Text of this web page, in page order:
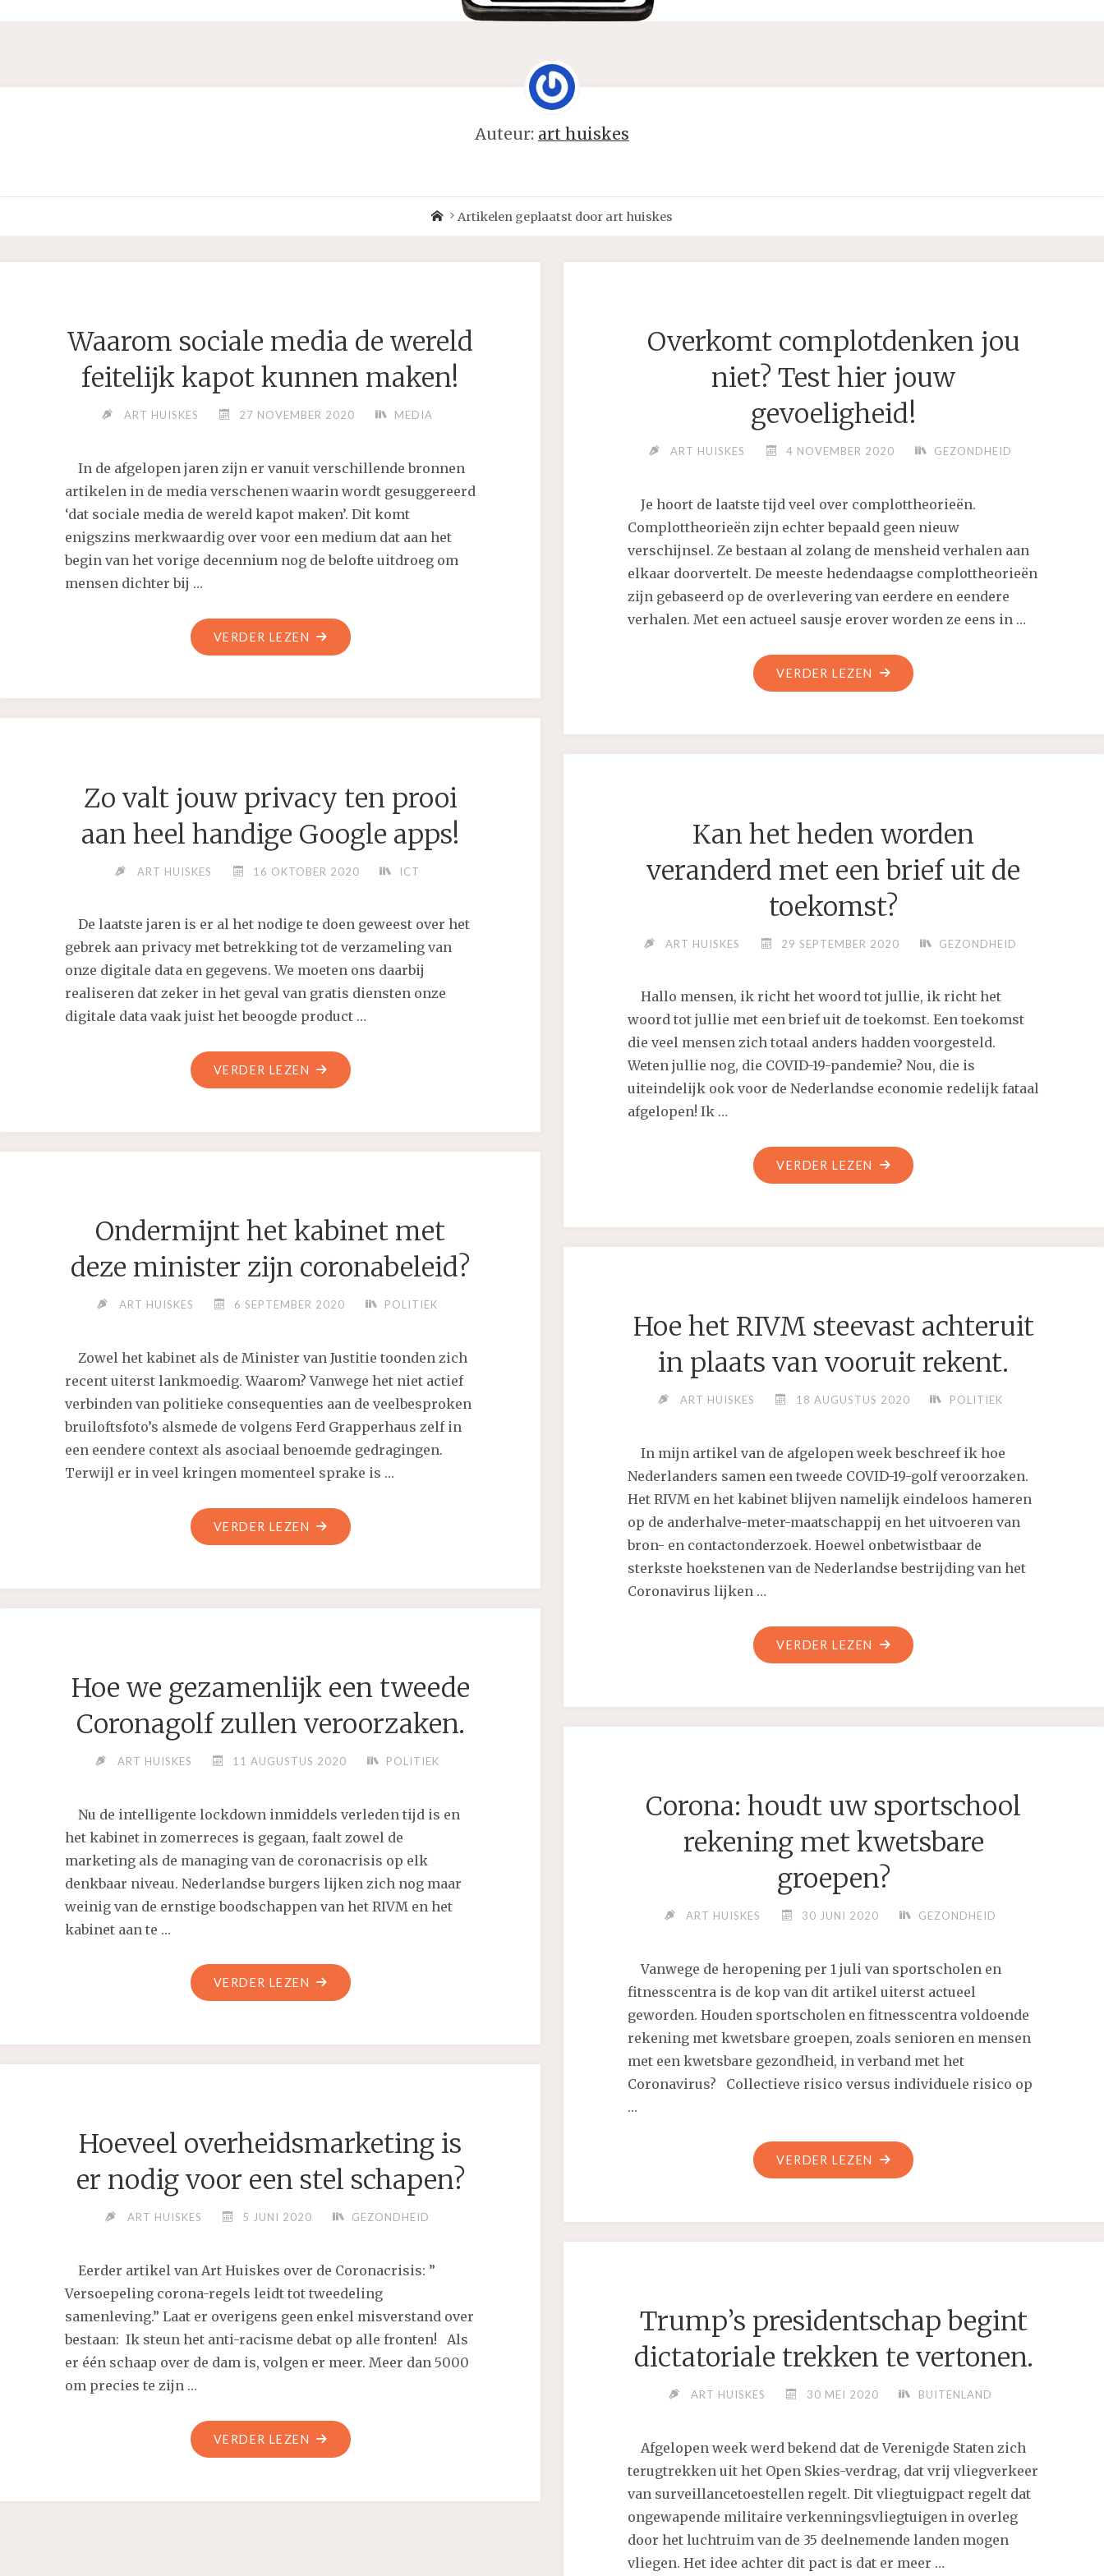
Auteur: art huiskes
Home
Artikelen geplaatst door art huiskes
Waarom sociale media de wereld
feitelijk kapot kunnen maken!
ART HUISKES 27 NOVEMBER 2020 MEDIA
In de afgelopen jaren zijn er vanuit verschillende bronnen
artikelen in de media verschenen waarin wordt gesuggereerd
‘dat sociale media de wereld kapot maken’. Dit komt
enigszins merkwaardig over voor een medium dat aan het
begin van het vorige decennium nog de belofte uitdroeg om
mensen dichter bij …
VERDER LEZEN "WAAROM
SOCIALE
KUNNEN
MAKEN!"
Overkomt complotdenken jou
niet? Test hier jouw
gevoeligheid!
ART HUISKES 4 NOVEMBER 2020 GEZONDHEID
Je hoort de laatste tijd veel over complottheorieën.
Complottheorieën zijn echter bepaald geen nieuw
verschijnsel. Ze bestaan al zolang de mensheid verhalen aan
elkaar doorvertelt. De meeste hedendaagse complottheorieën
zijn gebaseerd op de overlevering van eerdere en eendere
verhalen. Met een actueel sausje erover worden ze eens in …
VERDER LEZEN "OVERKOMT
COMPLOTDENKEN
GEVOELIGHEID!"
Zo valt jouw privacy ten prooi
aan heel handige Google apps!
ART HUISKES 16 OKTOBER 2020 ICT
De laatste jaren is er al het nodige te doen geweest over het
gebrek aan privacy met betrekking tot de verzameling van
onze digitale data en gegevens. We moeten ons daarbij
realiseren dat zeker in het geval van gratis diensten onze
digitale data vaak juist het beoogde product …
VERDER LEZEN "ZO
VALT
HEEL
GOOGLE
APPS!"
Kan het heden worden
veranderd met een brief uit de
toekomst?
ART HUISKES 29 SEPTEMBER 2020 GEZONDHEID
Hallo mensen, ik richt het woord tot jullie, ik richt het
woord tot jullie met een brief uit de toekomst. Een toekomst
die veel mensen zich totaal anders hadden voorgesteld.
Weten jullie nog, die COVID-19-pandemie? Nou, die is
uiteindelijk ook voor de Nederlandse economie redelijk fataal
afgelopen! Ik …
VERDER LEZEN "KAN
HET
BRIEF
DE
TOEKOMST?"
Ondermijnt het kabinet met
deze minister zijn coronabeleid?
ART HUISKES 6 SEPTEMBER 2020 POLITIEK
Zowel het kabinet als de Minister van Justitie toonden zich
recent uiterst lankmoedig. Waarom? Vanwege het niet actief
verbinden van politieke consequenties aan de veelbesproken
bruiloftsfoto’s alsmede de volgens Ferd Grapperhaus zelf in
een eendere context als asociaal benoemde gedragingen.
Terwijl er in veel kringen momenteel sprake is …
VERDER LEZEN "ONDERMIJNT
HET
CORONABELEID?"
Hoe het RIVM steevast achteruit
in plaats van vooruit rekent.
ART HUISKES 18 AUGUSTUS 2020 POLITIEK
In mijn artikel van de afgelopen week beschreef ik hoe
Nederlanders samen een tweede COVID-19-golf veroorzaken.
Het RIVM en het kabinet blijven namelijk eindeloos hameren
op de anderhalve-meter-maatschappij en het uitvoeren van
bron- en contactonderzoek. Hoewel onbetwistbaar de
sterkste hoekstenen van de Nederlandse bestrijding van het
Coronavirus lijken …
VERDER LEZEN "HOE
HET
VAN
VOORUIT
REKENT."
Hoe we gezamenlijk een tweede
Coronagolf zullen veroorzaken.
ART HUISKES 11 AUGUSTUS 2020 POLITIEK
Nu de intelligente lockdown inmiddels verleden tijd is en
het kabinet in zomerreces is gegaan, faalt zowel de
marketing als de managing van de coronacrisis op elk
denkbaar niveau. Nederlandse burgers lijken zich nog maar
weinig van de ernstige boodschappen van het RIVM en het
kabinet aan te …
VERDER LEZEN "HOE
WE
VEROORZAKEN."
Corona: houdt uw sportschool
rekening met kwetsbare
groepen?
ART HUISKES 30 JUNI 2020 GEZONDHEID
Vanwege de heropening per 1 juli van sportscholen en
fitnesscentra is de kop van dit artikel uiterst actueel
geworden. Houden sportscholen en fitnesscentra voldoende
rekening met kwetsbare groepen, zoals senioren en mensen
met een kwetsbare gezondheid, in verband met het
Coronavirus? Collectieve risico versus individuele risico op
…
VERDER LEZEN "CORONA:
HOUDT
GROEPEN?"
Hoeveel overheidsmarketing is
er nodig voor een stel schapen?
ART HUISKES 5 JUNI 2020 GEZONDHEID
Eerder artikel van Art Huiskes over de Coronacrisis: ”
Versoepeling corona-regels leidt tot tweedeling
samenleving.” Laat er overigens geen enkel misverstand over
bestaan: Ik steun het anti-racisme debat op alle fronten! Als
er één schaap over de dam is, volgen er meer. Meer dan 5000
om precies te zijn …
VERDER LEZEN "HOEVEEL
OVERHEIDSMARKETING
Trump’s presidentschap begint
dictatoriale trekken te vertonen.
ART HUISKES 30 MEI 2020 BUITENLAND
Afgelopen week werd bekend dat de Verenigde Staten zich
terugtrekken uit het Open Skies-verdrag, dat vrij vliegverkeer
van surveillancetoestellen regelt. Dit vliegtuigpact regelt dat
ongewapende militaire verkenningsvliegtuigen in overleg
door het luchtruim van de 35 deelnemende landen mogen
vliegen. Het idee achter dit pact is dat er meer …